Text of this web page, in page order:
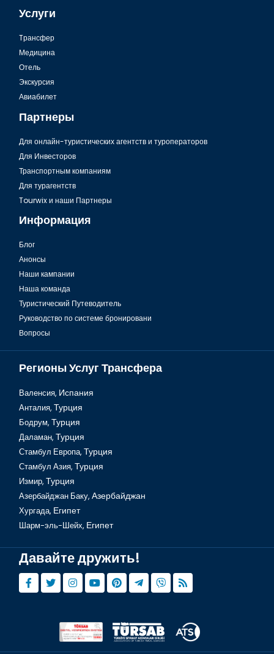
Услуги
Tрансфер
Медицина
Отель
Экскурсия
Авиабилет
Партнеры
Для онлайн-туристических агентств и туроператоров
Для Инвесторов
Транспортным компаниям
Для турагентств
Tourwix и наши Партнеры
Информация
Блог
Анонсы
Наши кампании
Наша команда
Туристический Путеводитель
Руководство по системе бронировани
Вопросы
Регионы Услуг Трансфера
Валенсия, Испания
Анталия, Турция
Бодрум, Турция
Даламан, Турция
Стамбул Европа, Турция
Стамбул Азия, Турция
Измир, Турция
Азербайджан Баку, Азербайджан
Хургада, Египет
Шарм-эль-Шейх, Египет
Давайте дружить!